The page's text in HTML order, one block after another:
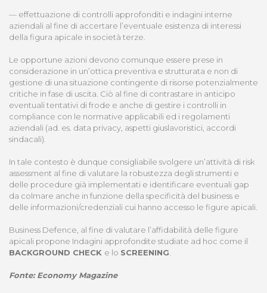
— effettuazione di controlli approfonditi e indagini interne
aziendali al fine di accertare l’eventuale esistenza di interessi
della figura apicale in società terze.
Le opportune azioni devono comunque essere prese in
considerazione in un’ottica preventiva e strutturata e non di
gestione di una situazione contingente di risorse potenzialmente
critiche in fase di uscita. Ciò al fine di contrastare in anticipo
eventuali tentativi di frode e anche di gestire i controlli in
compliance con le normative applicabili ed i regolamenti
aziendali (ad. es. data privacy, aspetti giuslavoristici, accordi
sindacali).
In tale contesto è dunque consigliabile svolgere un’attività di risk
assessment al fine di valutare la robustezza degli strumenti e
delle procedure già implementati e identificare eventuali gap
da colmare anche in funzione della specificità del business e
delle informazioni/credenziali cui hanno accesso le figure apicali.
Business Defence, al fine di valutare l’affidabilità delle figure
apicali propone Indagini approfondite studiate ad hoc come il
BACKGROUND CHECK e lo SCREENING
Fonte: Economy Magazine